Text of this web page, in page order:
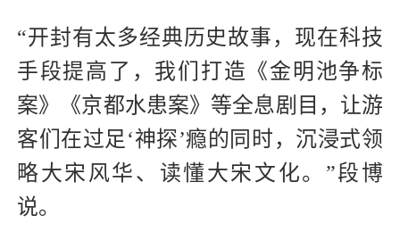
“开封有太多经典历史故事，现在科技
手段提高了，我们打造《金明池争标
案》《京都水患案》等全息剧目，让游
客们在过足‘神探’瘾的同时，沉浸式领
略大宋风华、读懂大宋文化。”段博
说。